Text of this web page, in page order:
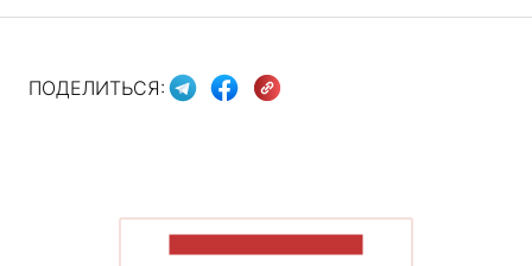
ПОДЕЛИТЬСЯ: